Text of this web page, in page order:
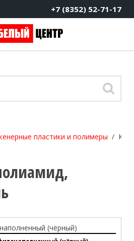
+7 (8352) 52-71-17
пластики и полимеры